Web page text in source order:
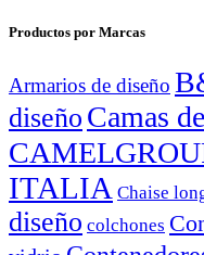
Productos por Marcas
Armarios de diseño
diseño Camas
ITALIA Chaise
diseño colchones